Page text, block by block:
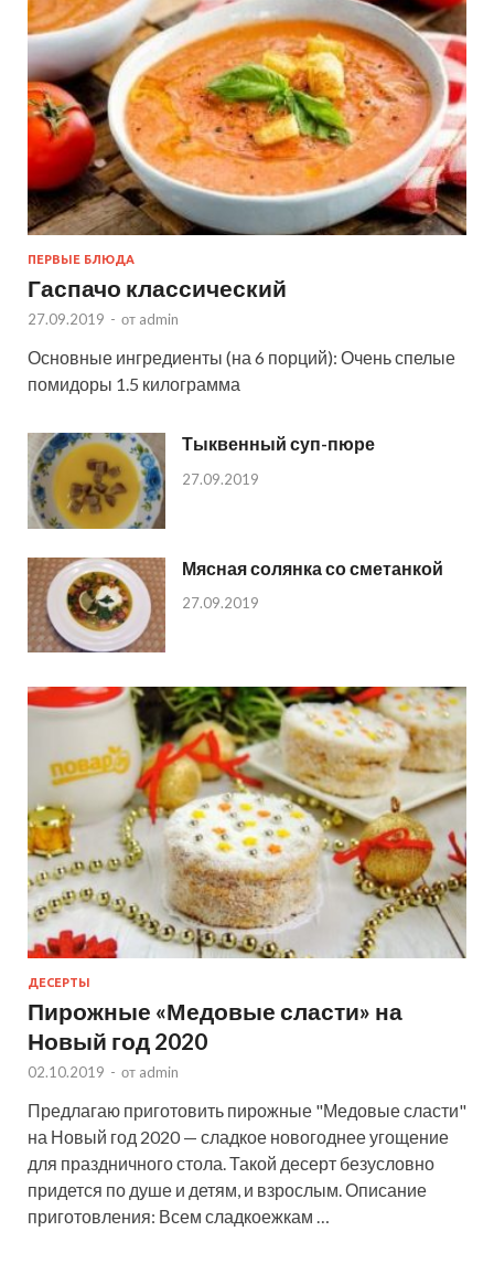
ПЕРВЫЕ БЛЮДА
Гаспачо классический
27.09.2019 - от admin
Основные ингредиенты (на 6 порций): Очень спелые
помидоры 1.5 килограмма
Тыквенный суп-пюре
27.09.2019
Мясная солянка со сметанкой
27.09.2019
ДЕСЕРТЫ
Пирожные «Медовые сласти» на
Новый год 2020
02.10.2019 - от admin
Предлагаю приготовить пирожные "Медовые сласти"
на Новый год 2020 — сладкое новогоднее угощение
для праздничного стола. Такой десерт безусловно
придется по душе и детям, и взрослым. Описание
приготовления: Всем сладкоежкам …